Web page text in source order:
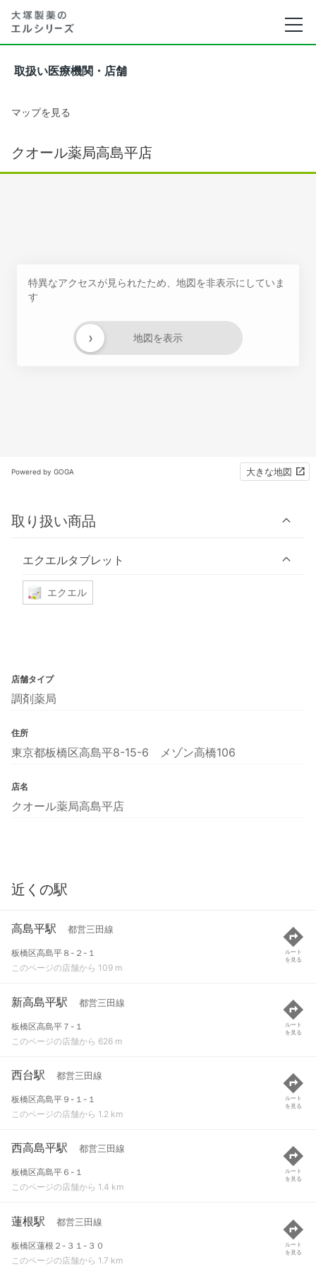
取扱い医療機関・店舗
マップを見る
クオール薬局高島平店
特異なアクセスが見られたため、地図を非表示にしていま
す
地図を表示
›
Powered by GOGA 大きな地図
取り扱い商品
エクエルタブレット
エクエル
店舗タイプ
調剤薬局
住所
東京都板橋区高島平8-15-6 メゾン高橋106
店名
クオール薬局高島平店
近くの駅
高島平駅 都営三田線
板橋区高島平８-２-１
このページの店舗から 109 m
ルート
を見る
新高島平駅 都営三田線
板橋区高島平７-１
このページの店舗から 626 m
ルート
を見る
西台駅 都営三田線
板橋区高島平９-１-１
このページの店舗から 1.2 km
ルート
を見る
西高島平駅 都営三田線
板橋区高島平６-１
このページの店舗から 1.4 km
ルート
を見る
蓮根駅 都営三田線
板橋区蓮根２-３１-３０
このページの店舗から 1.7 km
ルート
を見る